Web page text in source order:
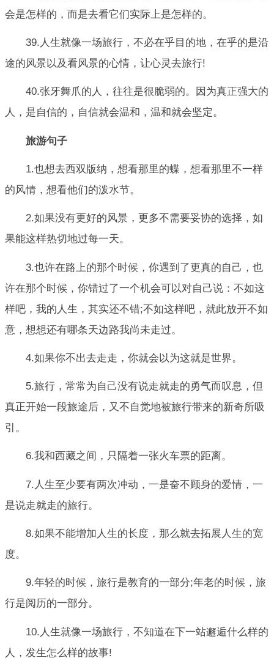
会是怎样的，而是去看它们实际上是怎样的。
39.人生就像一场旅行，不必在乎目的地，在乎的是沿
途的风景以及看风景的心情，让心灵去旅行!
40.张牙舞爪的人，往往是很脆弱的。因为真正强大的
人，是自信的，自信就会温和，温和就会坚定。
旅游句子
1.也想去西双版纳，想看那里的蝶，想看那里不一样
的风情，想看他们的泼水节。
2.如果没有更好的风景，更多不需要妥协的选择，如
果能这样热切地过每一天。
3.也许在路上的那个时候，你遇到了更真的自己，也
许在那个时候，你错过了一个机会可以对自己说：不如这
样吧，我的人生，其实还不错;不如这样吧，就此放开不如
意，想想还有哪条天边路我尚未走过。
4.如果你不出去走走，你就会以为这就是世界。
5.旅行，常常为自己没有说走就走的勇气而叹息，但
真正开始一段旅途后，又不自觉地被旅行带来的新奇所吸
引。
6.我和西藏之间，只隔着一张火车票的距离。
7.人生至少要有两次冲动，一是奋不顾身的爱情，一
是说走就走的旅行。
8.如果不能增加人生的长度，那么就去拓展人生的宽
度。
9.年轻的时候，旅行是教育的一部分;年老的时候，旅
行是阅历的一部分。
10.人生就像一场旅行，不知道在下一站邂逅什么样的
人，发生怎么样的故事!